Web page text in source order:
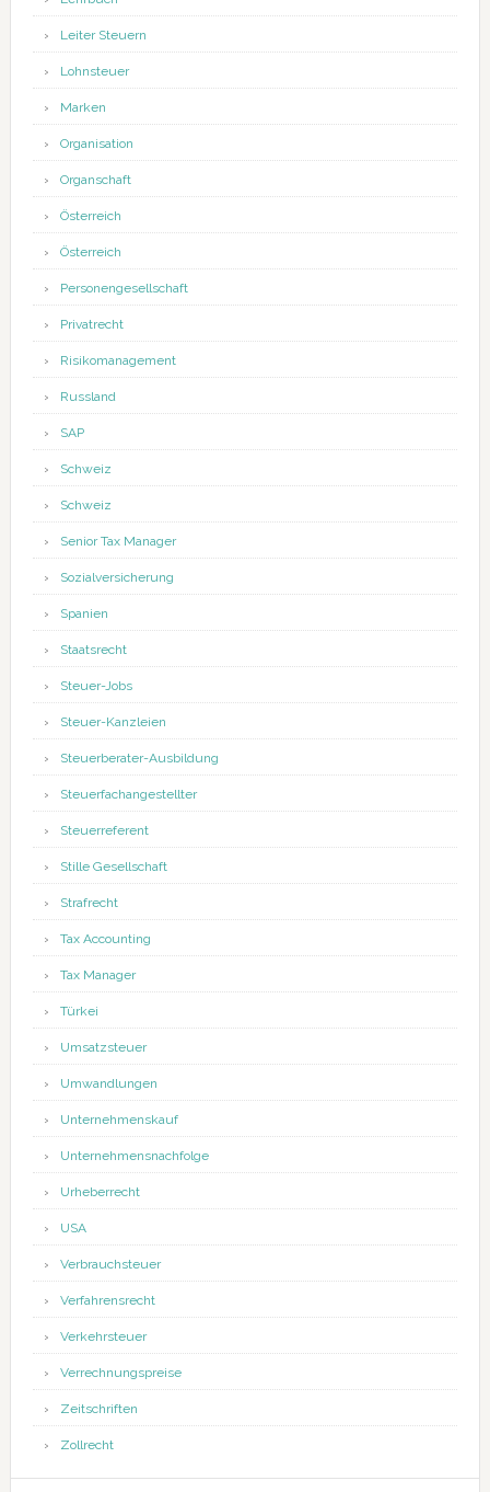
Leiter Steuern
Lohnsteuer
Marken
Organisation
Organschaft
Österreich
Österreich
Personengesellschaft
Privatrecht
Risikomanagement
Russland
SAP
Schweiz
Schweiz
Senior Tax Manager
Sozialversicherung
Spanien
Staatsrecht
Steuer-Jobs
Steuer-Kanzleien
Steuerberater-Ausbildung
Steuerfachangestellter
Steuerreferent
Stille Gesellschaft
Strafrecht
Tax Accounting
Tax Manager
Türkei
Umsatzsteuer
Umwandlungen
Unternehmenskauf
Unternehmensnachfolge
Urheberrecht
USA
Verbrauchsteuer
Verfahrensrecht
Verkehrsteuer
Verrechnungspreise
Zeitschriften
Zollrecht